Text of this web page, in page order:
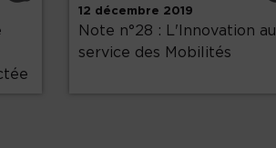
12 décembre 2019
Note n°28 : L'Innovation au
service des Mobilités